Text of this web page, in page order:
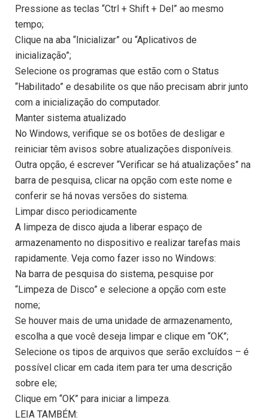
Pressione as teclas “Ctrl + Shift + Del” ao mesmo
tempo;
Clique na aba “Inicializar” ou “Aplicativos de
inicialização”;
Selecione os programas que estão com o Status
“Habilitado” e desabilite os que não precisam abrir junto
com a inicialização do computador.
Manter sistema atualizado
No Windows, verifique se os botões de desligar e
reiniciar têm avisos sobre atualizações disponíveis.
Outra opção, é escrever “Verificar se há atualizações” na
barra de pesquisa, clicar na opção com este nome e
conferir se há novas versões do sistema.
Limpar disco periodicamente
A limpeza de disco ajuda a liberar espaço de
armazenamento no dispositivo e realizar tarefas mais
rapidamente. Veja como fazer isso no Windows:
Na barra de pesquisa do sistema, pesquise por
“Limpeza de Disco” e selecione a opção com este
nome;
Se houver mais de uma unidade de armazenamento,
escolha a que você deseja limpar e clique em “OK”;
Selecione os tipos de arquivos que serão excluídos – é
possível clicar em cada item para ter uma descrição
sobre ele;
Clique em “OK” para iniciar a limpeza.
LEIA TAMBÉM: